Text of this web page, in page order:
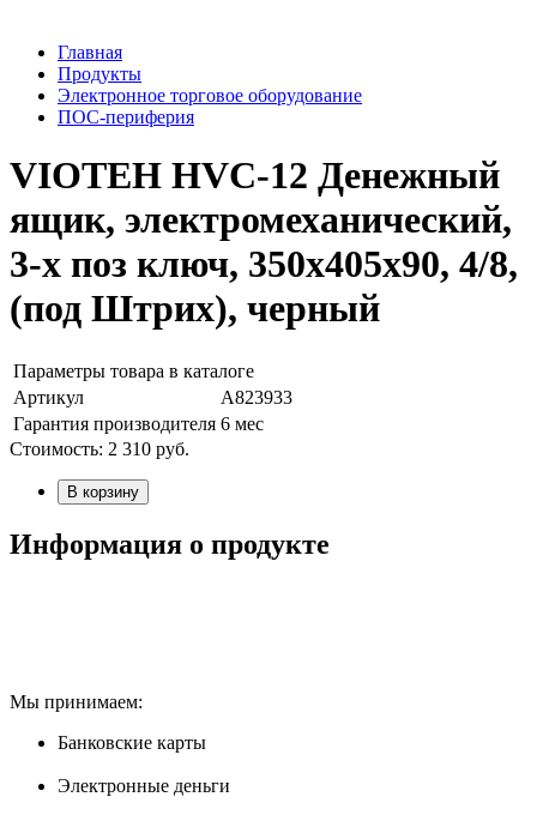
Главная
Продукты
Электронное торговое оборудование
ПОС-периферия
VIOTEH HVC-12 Денежный
ящик, электромеханический,
3-х поз ключ, 350х405х90, 4/8,
(под Штрих), черный
Параметры товара в каталоге
Артикул
А823933
Гарантия производителя 6 мес
Стоимость: 2 310 руб.
В корзину
Информация о продукте
Мы принимаем:
Банковские карты
Электронные деньги